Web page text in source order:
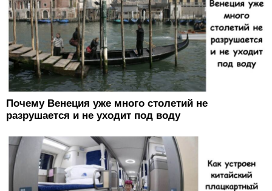
Почему Венеция уже много столетий не
разрушается и не уходит под воду